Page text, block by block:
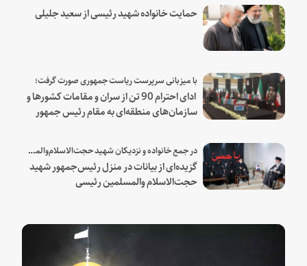
حمایت خانواده شهید رئیسی از سعید جلیلی
با میزبانی سرپرست ریاست جمهوری صورت گرفت؛
ادای احترام 90 تن از سران و مقامات کشورها و
سازمان‌های منطقه‌ای به مقام رئیس جمهور
در جمع خانواده و نزدیکان شهید حجت‌الاسلام‌والمسلمین رئیسی:
گزیده‌ای از بیانات در منزل رئیس‌جمهور شهید
حجت‌الاسلام والمسلمین رئیسی